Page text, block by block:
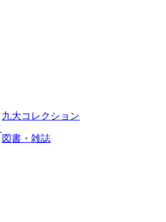
九大コレクション
図書・雑誌